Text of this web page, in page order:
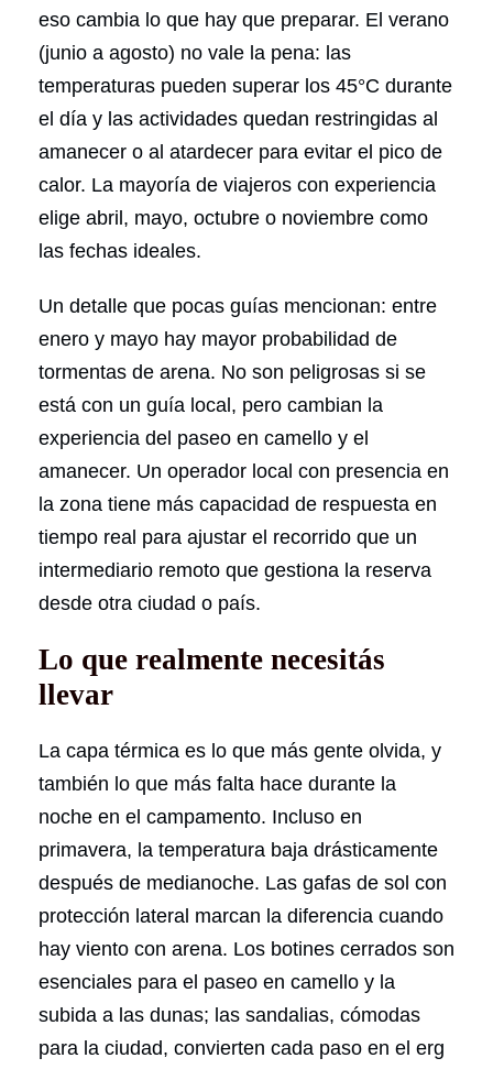
eso cambia lo que hay que preparar. El verano
(junio a agosto) no vale la pena: las
temperaturas pueden superar los 45°C durante
el día y las actividades quedan restringidas al
amanecer o al atardecer para evitar el pico de
calor. La mayoría de viajeros con experiencia
elige abril, mayo, octubre o noviembre como
las fechas ideales.
Un detalle que pocas guías mencionan: entre
enero y mayo hay mayor probabilidad de
tormentas de arena. No son peligrosas si se
está con un guía local, pero cambian la
experiencia del paseo en camello y el
amanecer. Un operador local con presencia en
la zona tiene más capacidad de respuesta en
tiempo real para ajustar el recorrido que un
intermediario remoto que gestiona la reserva
desde otra ciudad o país.
Lo que realmente necesitás
llevar
La capa térmica es lo que más gente olvida, y
también lo que más falta hace durante la
noche en el campamento. Incluso en
primavera, la temperatura baja drásticamente
después de medianoche. Las gafas de sol con
protección lateral marcan la diferencia cuando
hay viento con arena. Los botines cerrados son
esenciales para el paseo en camello y la
subida a las dunas; las sandalias, cómodas
para la ciudad, convierten cada paso en el erg